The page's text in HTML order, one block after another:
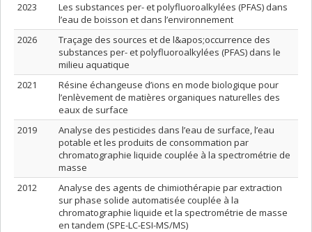
2023
Les substances per- et polyfluoroalkylées (PFAS) dans
l’eau de boisson et dans l’environnement
2026
Traçage des sources et de l&apos;occurrence des
substances per- et polyfluoroalkylées (PFAS) dans le
milieu aquatique
2021
Résine échangeuse d’ions en mode biologique pour
l’enlèvement de matières organiques naturelles des
eaux de surface
2019
Analyse des pesticides dans l’eau de surface, l’eau
potable et les produits de consommation par
chromatographie liquide couplée à la spectrométrie de
masse
2012
Analyse des agents de chimiothérapie par extraction
sur phase solide automatisée couplée à la
chromatographie liquide et la spectrométrie de masse
en tandem (SPE-LC-ESI-MS/MS)